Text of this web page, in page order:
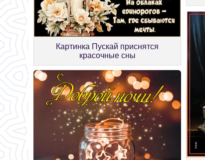
Картинка Пускай приснятся
красочные сны